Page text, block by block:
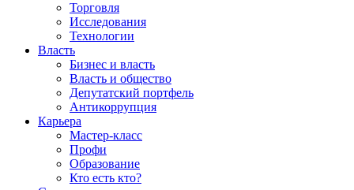
Торговля
Исследования
Технологии
Власть
Бизнес и власть
Власть и общество
Депутатский портфель
Антикоррупция
Карьера
Мастер-класс
Профи
Образование
Кто есть кто?